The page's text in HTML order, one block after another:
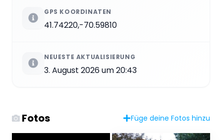
GPS KOORDINATEN
41.74220,-70.59810
NEUESTE AKTUALISIERUNG
3. August 2026 um 20:43
Fotos Füge deine Fotos hinzu